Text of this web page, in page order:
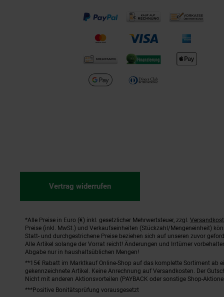
Vertrag widerrufen
Fußnoten
*Alle Preise in Euro (€) inkl. gesetzlicher Mehrwertsteuer, zzgl.
Preise (inkl. MwSt.) und Verkaufseinheiten (Stückzahl/Mengeneinheit)
Statt- und durchgestrichene Preise beziehen sich auf unseren zuvor
Alle Artikel solange der Vorrat reicht! Änderungen und Irrtümer
Abgabe nur in haushaltsüblichen Mengen!
**15€ Rabatt im Marktkauf Online-Shop auf das komplette Sortiment ab
gekennzeichnete Artikel. Keine Anrechnung auf Versandkosten. Der
Nicht mit anderen Aktionsvorteilen (PAYBACK oder sonstige Shop-
***Positive Bonitätsprüfung vorausgesetzt